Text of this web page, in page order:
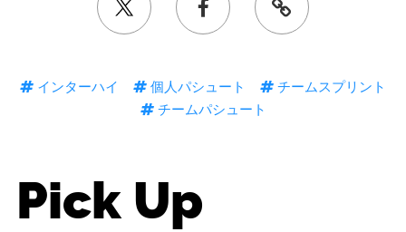
インターハイ 個人パシュート
チームスプリント
チームパシュート
Pick Up